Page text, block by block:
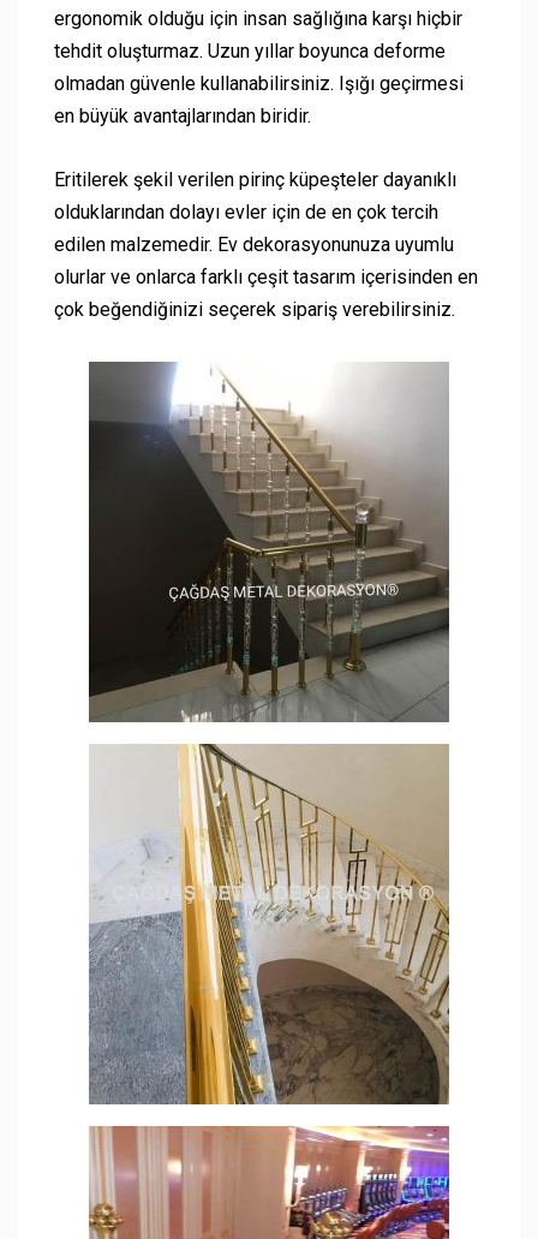
ergonomik olduğu için insan sağlığına karşı hiçbir
tehdit oluşturmaz. Uzun yıllar boyunca deforme
olmadan güvenle kullanabilirsiniz. Işığı geçirmesi
en büyük avantajlarından biridir.
Eritilerek şekil verilen pirinç küpeşteler dayanıklı
olduklarından dolayı evler için de en çok tercih
edilen malzemedir. Ev dekorasyonunuza uyumlu
olurlar ve onlarca farklı çeşit tasarım içerisinden en
çok beğendiğinizi seçerek sipariş verebilirsiniz.